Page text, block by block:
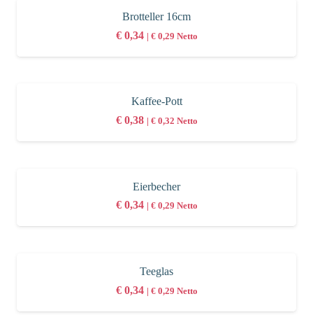
Brotteller 16cm
€0,34 €0,29 Netto
Kaffee-Pott
€0,38 €0,32 Netto
Eierbecher
€0,34 €0,29 Netto
Teeglas
€0,34 | €0,29 Netto